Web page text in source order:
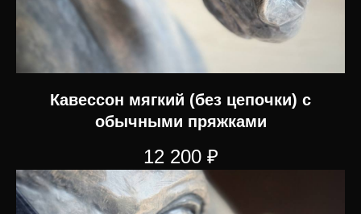
Кавессон мягкий (без цепочки) с
обычными пряжками
12 200 ₽